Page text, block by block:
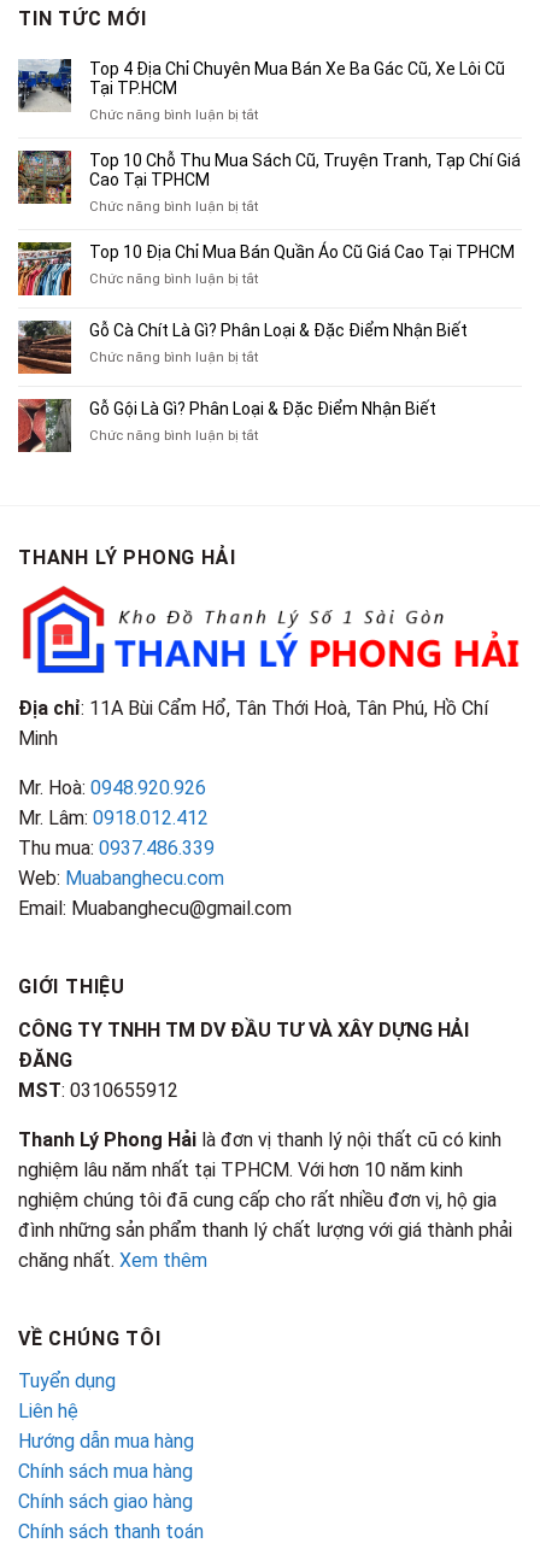
TIN TỨC MỚI
Top 4 Địa Chỉ Chuyên Mua Bán Xe Ba Gác Cũ, Xe Lôi Cũ
Tại TP.HCM
Chức năng bình luận bị tắtở
4
Chuyên
Bán
Xe
Cũ,
Xe
Cũ
TP.HCM
Top 10 Chỗ Thu Mua Sách Cũ, Truyện Tranh, Tạp Chí Giá
Cao Tại TPHCM
Chức năng bình luận bị tắtở
10
Thu
Sách
Tạp
Chí
Top 10 Địa Chỉ Mua Bán Quần Áo Cũ Giá Cao Tại TPHCM
Chức năng bình luận bị tắtở
Địa
Chỉ
Bán
Áo
Gỗ Cà Chít Là Gì? Phân Loại & Đặc Điểm Nhận Biết
Chức năng bình luận bị tắtở
Chít
Là
Gỗ Gội Là Gì? Phân Loại & Đặc Điểm Nhận Biết
Chức năng bình luận bị tắtở
Điểm
Nhận
Biết
THANH LÝ PHONG HẢI
Địa chỉ: 11A Bùi Cẩm Hổ, Tân Thới Hoà, Tân Phú, Hồ Chí
Minh
Mr. Hoà: 0948.920.926
Mr. Lâm: 0918.012.412
Thu mua: 0937.486.339
Web: Muabanghecu.com
Email: Muabanghecu@gmail.com
GIỚI THIỆU
CÔNG TY TNHH TM DV ĐẦU TƯ VÀ XÂY DỰNG HẢI
ĐĂNG
MST: 0310655912
Thanh Lý Phong Hải là đơn vị thanh lý nội thất cũ có kinh
nghiệm lâu năm nhất tại TPHCM. Với hơn 10 năm kinh
nghiệm chúng tôi đã cung cấp cho rất nhiều đơn vị, hộ gia
đình những sản phẩm thanh lý chất lượng với giá thành phải
chăng nhất. Xem thêm
VỀ CHÚNG TÔI
Tuyển dụng
Liên hệ
Hướng dẫn mua hàng
Chính sách mua hàng
Chính sách giao hàng
Chính sách thanh toán